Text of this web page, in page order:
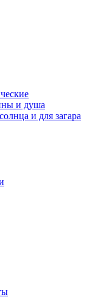
и душа
и для загара